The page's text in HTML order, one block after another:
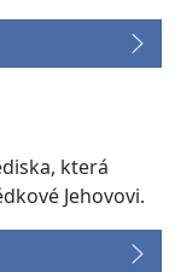
která
Jehovovi.